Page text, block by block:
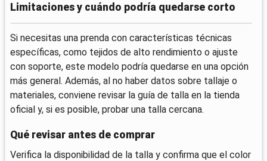
Limitaciones y cuándo podría quedarse corto
Si necesitas una prenda con características técnicas
específicas, como tejidos de alto rendimiento o ajuste
con soporte, este modelo podría quedarse en una opción
más general. Además, al no haber datos sobre tallaje o
materiales, conviene revisar la guía de talla en la tienda
oficial y, si es posible, probar una talla cercana.
Qué revisar antes de comprar
Verifica la disponibilidad de la talla y confirma que el color